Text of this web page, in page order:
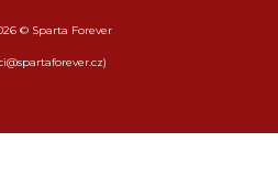
© Sparta Forever